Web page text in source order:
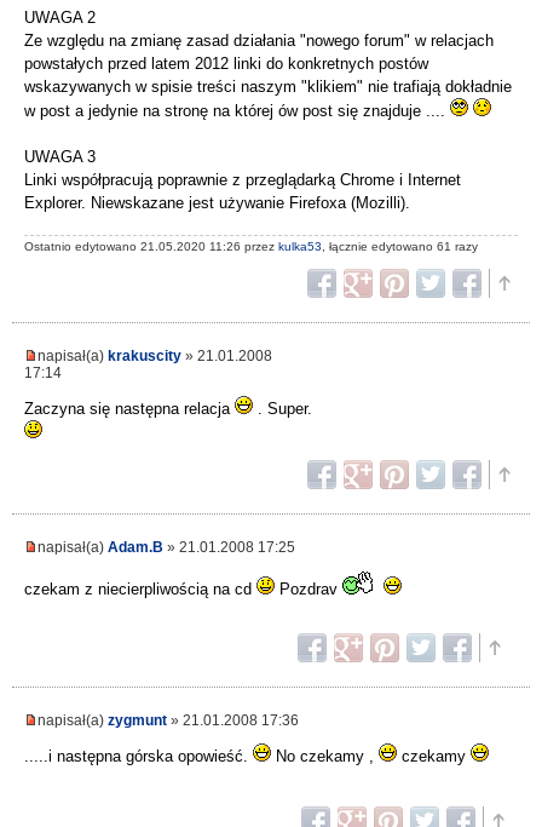
UWAGA 2
Ze względu na zmianę zasad działania "nowego forum" w relacjach
powstałych przed latem 2012 linki do konkretnych postów
wskazywanych w spisie treści naszym "klikiem" nie trafiają dokładnie
w post a jedynie na stronę na której ów post się znajduje ....
UWAGA 3
Linki współpracują poprawnie z przeglądarką Chrome i Internet
Explorer. Niewskazane jest używanie Firefoxa (Mozilli).
Ostatnio edytowano 21.05.2020 11:26 przez kulka53 , łącznie edytowano 61 razy
napisał(a) krakuscity » 21.01.2008
17:14
Zaczyna się następna relacja . Super.
napisał(a) Adam.B » 21.01.2008 17:25
czekam z niecierpliwością na cd Pozdrav
napisał(a) zygmunt » 21.01.2008 17:36
.....i następna górska opowieść. No czekamy , czekamy